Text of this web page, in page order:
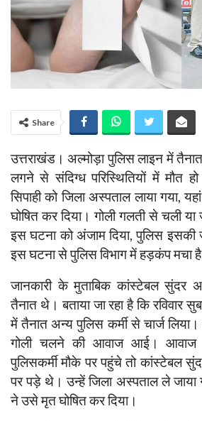
Share
उत्तराखंड। अल्मोड़ा पुलिस लाइन में
लगने से संदिग्ध परिस्थितियों में मौत
सिपाही को जिला अस्पताल लाया गया,
घोषित कर दिया। गोली गलती से चली
इस घटना को अंजाम दिया, पुलिस
इस घटना से पुलिस विभाग में हड़कंप मचा
जानकारी के मुताबिक कांस्टेबल सुंदर
तैनात थे। बताया जा रहा है कि रविवार
में तैनात अन्य पुलिस कर्मी से चार्ज
गोली चलने की आवाज आई।
पुलिसकर्मी मौके पर पहुंचे तो कांस्टेबल
पर पड़े थे। उन्हें जिला अस्पताल ले जाया
ने उसे मृत घोषित कर दिया।